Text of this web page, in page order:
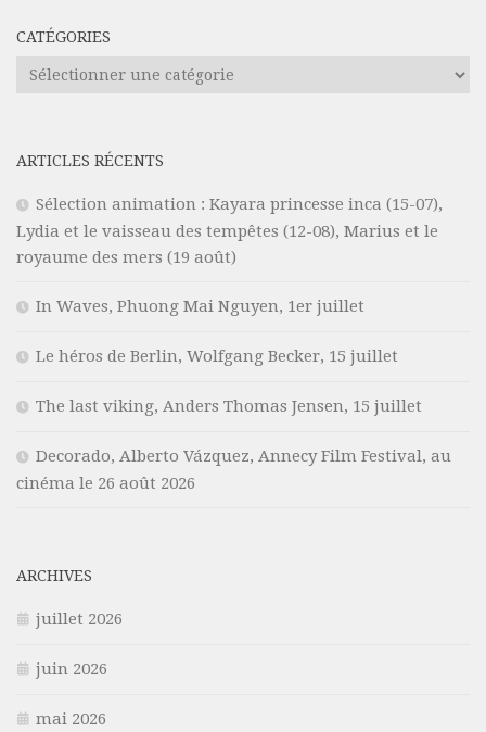
CATÉGORIES
Catégories
ARTICLES RÉCENTS
Sélection animation : Kayara princesse inca (15-07),
Lydia et le vaisseau des tempêtes (12-08), Marius et le
royaume des mers (19 août)
In Waves, Phuong Mai Nguyen, 1er juillet
Le héros de Berlin, Wolfgang Becker, 15 juillet
The last viking, Anders Thomas Jensen, 15 juillet
Decorado, Alberto Vázquez, Annecy Film Festival, au
cinéma le 26 août 2026
ARCHIVES
juillet 2026
juin 2026
mai 2026